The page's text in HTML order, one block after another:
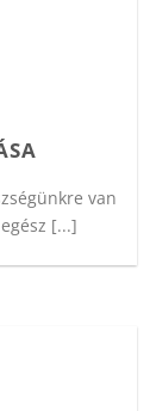
van
[...]